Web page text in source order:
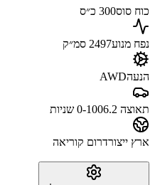
כוח סוס300 כ״ס
נפח מנוע2497 סמ״ק
הנעהAWD
תאוצה 0-100 6.2 שניות
ארץ ייצורדרום קוריאה